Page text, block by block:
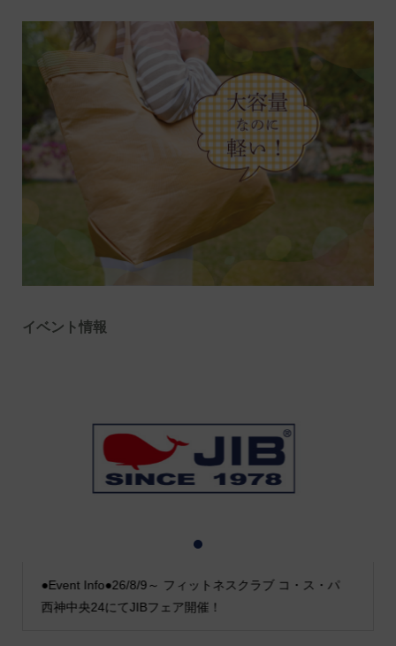
イベント情報
●Event Info●26/8/9～ フィットネスクラブ コ・ス・パ
西神中央24にてJIBフェア開催！
2